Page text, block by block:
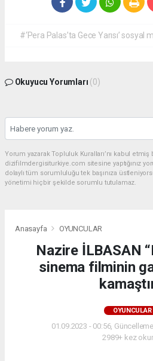
#‘Pera Palas’ta Gece Yarısı’
Okuyucu Yorumları (0)
Yorum yazarak Topluluk Kuralları’nı kabul etmiş
dizifilmdergisiturkiye.com sitesine yaptığınız
dolaylı tüm sorumluluğu tek başınıza
yönetimi hiçbir şekilde sorumlu tutulamaz.
Anasayfa OYUNCULAR
Nazire İLBASAN
sinema filminin
OYUNCULAR
01.09.2023 - 00:56,
2989+ kez